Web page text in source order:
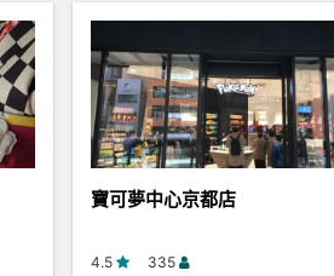
寶可夢中心京都店
4.5 335